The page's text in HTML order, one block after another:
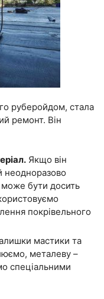
руберойдом, стала
ремонт. Він
Якщо він
неодноразово
бути досить
покрівельного
мастики та
металеву –
спеціальними